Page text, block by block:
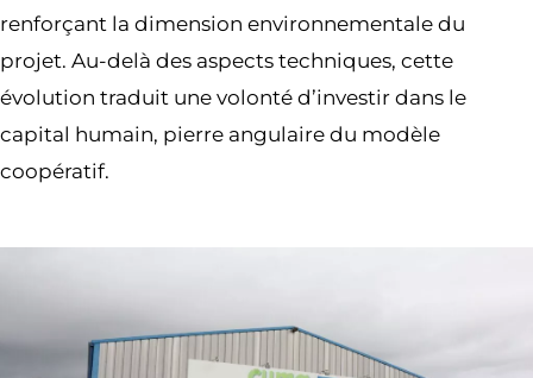
renforçant la dimension environnementale du
projet. Au-delà des aspects techniques, cette
évolution traduit une volonté d’investir dans le
capital humain, pierre angulaire du modèle
coopératif.